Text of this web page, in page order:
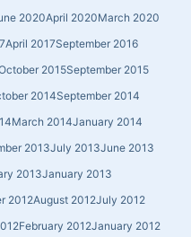
2020April 2020March 2020
April 2017September 2016
2015September 2015
2014September 2014
March 2014January 2014
2013July 2013June 2013
2013January 2013
2012August 2012July 2012
February 2012January 2012